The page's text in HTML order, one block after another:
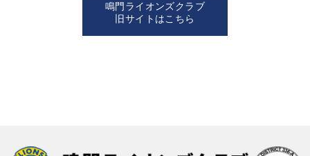
鳴門ライオンズクラブ
旧サイトはこちら